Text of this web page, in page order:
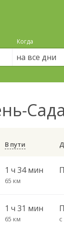
Когда
на все дни
В пути
1 ч 34 мин
65 км
1 ч 31 мин
65 км